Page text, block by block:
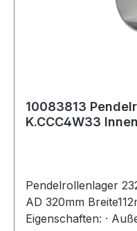
10083813
K.CCC4W33
Pendelrollenlager
AD 320mm
Eigenschaften: ·